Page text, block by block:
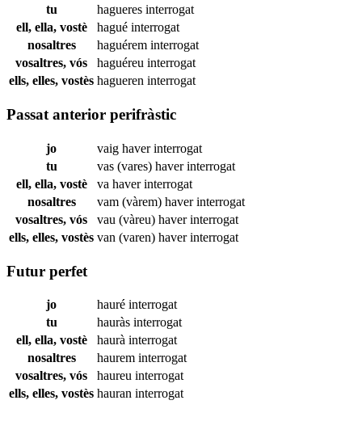
tu
hagueres interrogat
ell, ella, vostè
hagué interrogat
nosaltres
haguérem interrogat
vosaltres, vós
haguéreu interrogat
ells, elles, vostès hagueren interrogat
Passat anterior perifràstic
jo vaig haverinterrogat
tu
vas (vares) haverinterrogat
ell, ella, vostè
va haverinterrogat
nosaltres
vam (vàrem) haverinterrogat
vosaltres, vós
vau (vàreu) haverinterrogat
ells, elles, vostès van (varen) haverinterrogat
Futur perfet
jo hauré interrogat
tu
hauràs interrogat
ell, ella, vostè
haurà interrogat
nosaltres
haurem interrogat
vosaltres, vós
haureu interrogat
ells, elles, vostès hauran interrogat